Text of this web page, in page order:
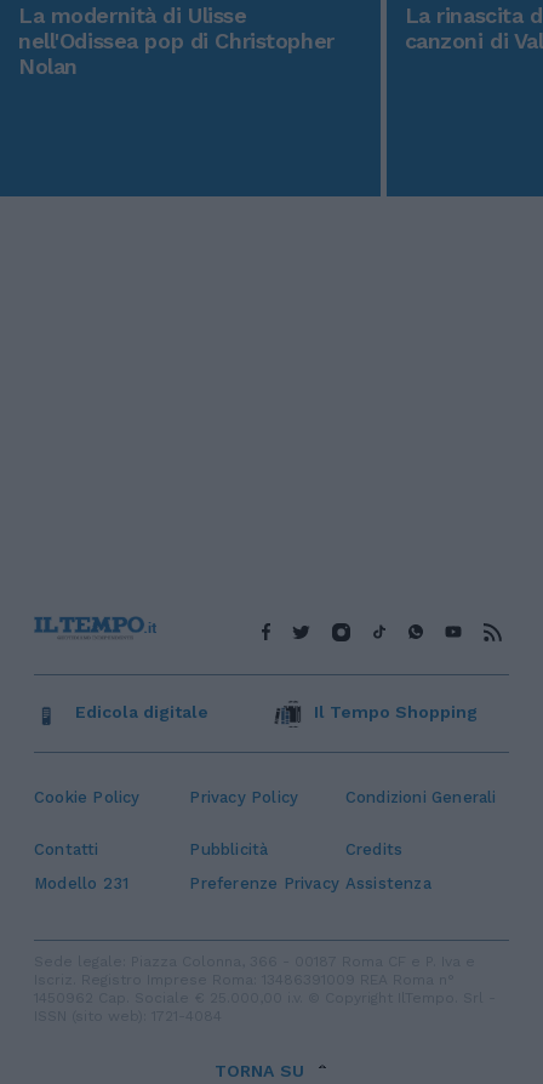
La modernità di Ulisse
nell'Odissea pop di Christopher
Nolan
La rinascita
canzoni di
Cookie Policy Privacy Policy Condizioni Generali
Contatti Pubblicità
Credits
Modello 231
Preferenze Privacy Assistenza
Edicola digitale Il Tempo Shopping
TORNA SU